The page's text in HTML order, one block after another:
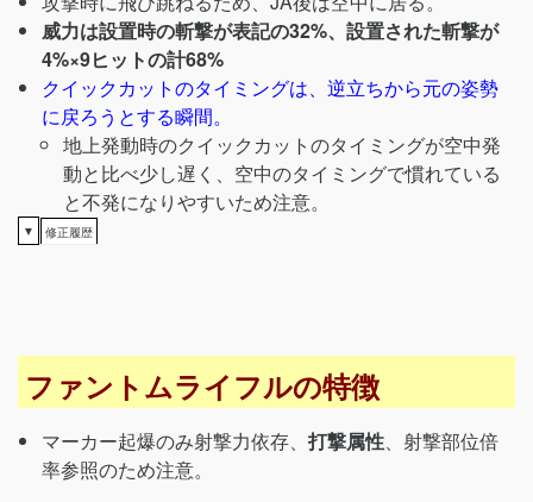
威力は設置時の斬撃が表記の32%、設置された斬撃が
4%×9ヒットの計68%
クイックカットのタイミングは、逆立ちから元の姿勢
に戻ろうとする瞬間。
地上発動時のクイックカットのタイミングが空中発
動と比べ少し遅く、空中のタイミングで慣れている
と不発になりやすいため注意。
▼ 修正履歴
ファントムライフルの特徴
マーカー起爆のみ射撃力依存、 打撃属性、射撃部位倍
率参照のため注意。